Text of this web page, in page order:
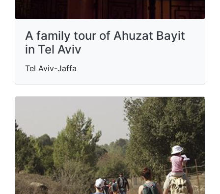
A family tour of Ahuzat Bayit
in Tel Aviv
Tel Aviv-Jaffa